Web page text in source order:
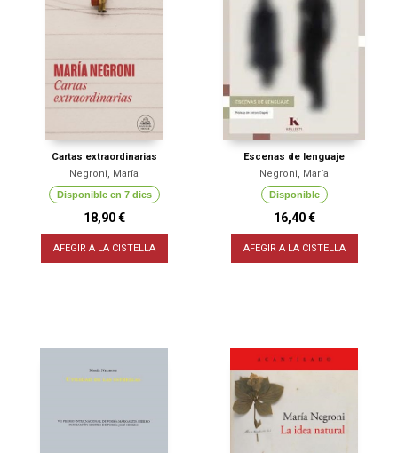
Cartas extraordinarias
Negroni, María
Disponible en 7 dies
18,90 €
AFEGIR A LA CISTELLA
Escenas de lenguaje
Negroni, María
Disponible
16,40 €
AFEGIR A LA CISTELLA